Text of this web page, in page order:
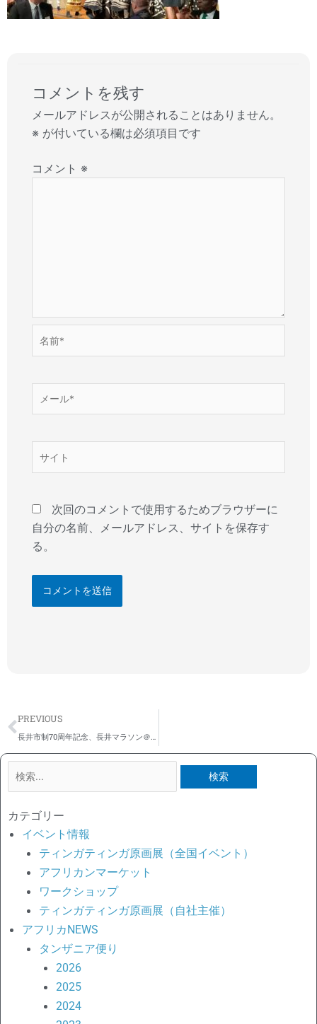
コメントを残す
メールアドレスが公開されることはありません。
※ が付いている欄は必須項目です
コメント ※
*
次回のコメントで使用するためブラウザーに
自分の名前、メールアドレス、サイトを保存す
る。
Prev
PREVIOUS
検
象:
カテゴリー
イベント情報
ティンガティンガ原画展（全国イベント）
アフリカンマーケット
ワークショップ
ティンガティンガ原画展（自社主催）
アフリカNEWS
タンザニア便り
2026
2025
2024